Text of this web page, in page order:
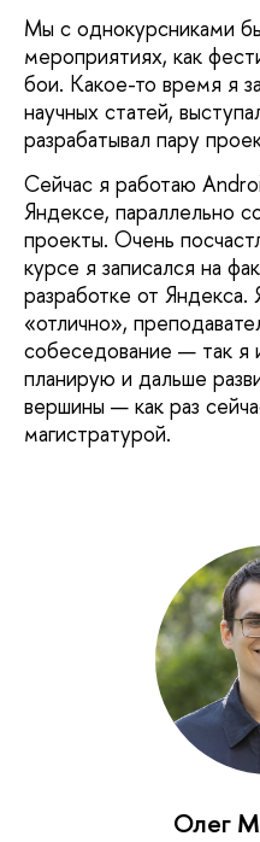
Мы с однокурсниками
мероприятиях, как
бои. Какое-то время я
научных статей,
разрабатывал пару
Сейчас я работаю
Яндексе, параллельно
проекты. Очень
курсе я записался на
разработке от Яндекса.
«отлично»,
собеседование — так я
планирую и дальше
вершины — как раз
магистратурой.
Олег